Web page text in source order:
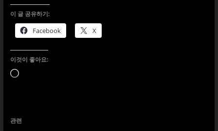
이 글 공유하기:
Facebook X
이것이 좋아요:
로
관련